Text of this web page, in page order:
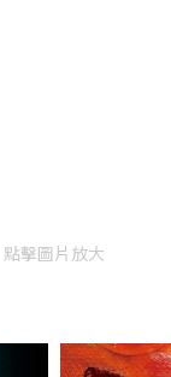
點擊圖片放大